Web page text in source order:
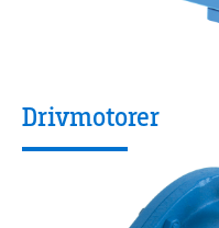
Drivmotorer